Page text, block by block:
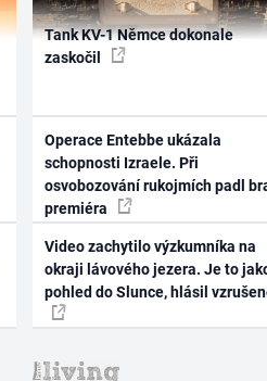
Tank KV-1 Němce dokonale
zaskočil
Operace Entebbe ukázala
schopnosti Izraele. Při
osvobozování rukojmích padl
premiéra
Video zachytilo výzkumníka na
okraji lávového jezera. Je to
pohled do Slunce, hlásil